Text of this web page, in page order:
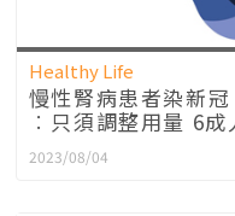
Healthy Life
慢性腎病患者染新
︰只須調整用量 6
2023/08/04